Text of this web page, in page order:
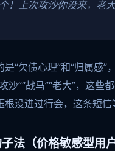
！上次攻沙你没来，老
“欠债心理”和“归属感”
”“战马”“老大”，这些
根没进过行会，这条短
法（价格敏感型用户